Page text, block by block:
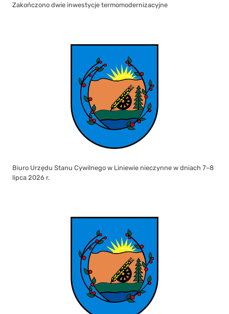
Zakończono dwie inwestycje termomodernizacyjne
Biuro Urzędu Stanu Cywilnego w Liniewie nieczynne w dniach 7–8
lipca 2026 r.